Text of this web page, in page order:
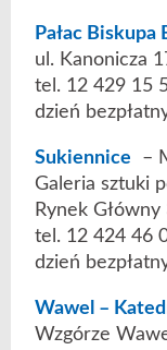
Pałac Biskupa
ul. Kanonicza
tel. 12 429 15
dzień
Sukiennice –
Galeria sztuki
Rynek Główny
tel. 12 424 46
dzień
Wawel –
Wzgórze